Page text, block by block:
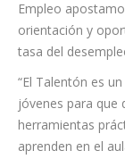
La consejera de
que “desde el
Empleo
orientación y
tasa del
“El Talentón es
jóvenes para que